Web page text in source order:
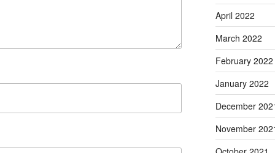
April 2022
March 2022
February 2022
January 2022
December
November